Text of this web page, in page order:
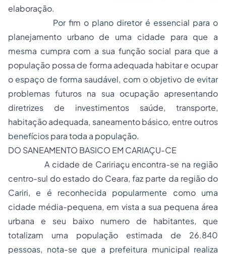
elaboração.
Por fim o plano diretor é essencial para o
planejamento urbano de uma cidade para que a
mesma cumpra com a sua função social para que a
população possa de forma adequada habitar e ocupar
o espaço de forma saudável, com o objetivo de evitar
problemas futuros na sua ocupação apresentando
diretrizes de investimentos saúde, transporte,
habitação adequada, saneamento básico, entre outros
benefícios para toda a população.
DO SANEAMENTO BASICO EM CARIAÇU-CE
A cidade de Caririaçu encontra-se na região
centro-sul do estado do Ceara, faz parte da região do
Cariri, e é reconhecida popularmente como uma
cidade média-pequena, em vista a sua pequena área
urbana e seu baixo numero de habitantes, que
totalizam uma população estimada de 26.840
pessoas, nota-se que a prefeitura municipal realiza